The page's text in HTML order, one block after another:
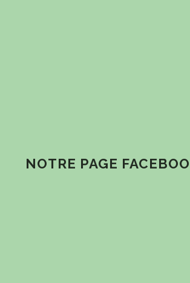
NOTRE PAGE